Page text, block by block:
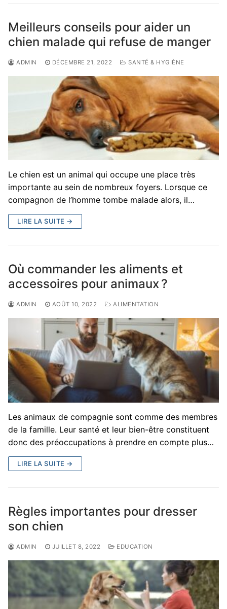
Meilleurs conseils pour aider un
chien malade qui refuse de manger
ADMIN DÉCEMBRE 21, 2022 SANTÉ & HYGIÈNE
Le chien est un animal qui occupe une place très
importante au sein de nombreux foyers. Lorsque ce
compagnon de l’homme tombe malade alors, il…
LIRE LA SUITE →
Où commander les aliments et
accessoires pour animaux ?
ADMIN AOÛT 10, 2022 ALIMENTATION
Les animaux de compagnie sont comme des membres
de la famille. Leur santé et leur bien-être constituent
donc des préoccupations à prendre en compte plus…
LIRE LA SUITE →
Règles importantes pour dresser
son chien
ADMIN JUILLET 8, 2022 EDUCATION